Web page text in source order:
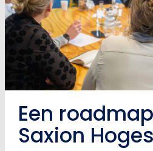
Een
Saxion